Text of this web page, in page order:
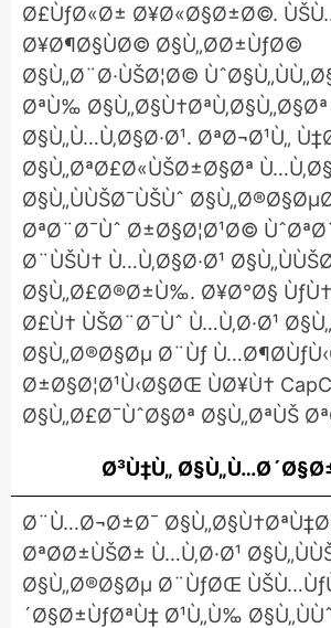
Ø£ÙƒØ«Ø± Ø¥Ø«Ø§Ø±Ø©.
Ø¥Ø¶Ø§ÙØ© Ø§Ù„Ø­Ø±ÙƒØ©
Ø§Ù„Ø¨Ø·ÙŠØ¦Ø©
ØªÙ‰
Ø§Ù„Ù…Ù‚Ø§Ø·Ø¹. ØªØ¬Ø¹Ù„
Ø§Ù„ØªØ£Ø«ÙŠØ±Ø§Øª
Ø§Ù„ÙÙŠØ¯ÙŠÙˆ
ØªØ¨Ø¯Ùˆ Ø±Ø§Ø¦Ø¹Ø©
Ø¨ÙŠÙ† Ù…Ù‚Ø§Ø·Ø¹
Ø§Ù„Ø£Ø®Ø±Ù‰. Ø¥Ø°Ø§
Ø£Ù† ÙŠØ¨Ø¯Ùˆ Ù…Ù‚Ø·Ø¹
Ø§Ù„Ø®Ø§Øµ Ø¨Ùƒ
Ø±Ø§Ø¦Ø¹Ù‹Ø§ØŒ ÙØ¥Ù†
Ø§Ù„Ø£Ø¯ÙˆØ§Øª Ø§Ù„ØªÙŠ
Ø³Ù‡Ù„
Ø¨Ù…Ø¬Ø±Ø¯
ØªØ­Ø±ÙŠØ± Ù…Ù‚Ø·Ø¹
Ø§Ù„Ø®Ø§Øµ Ø¨ÙƒØŒ
´Ø§Ø±ÙƒØªÙ‡ Ø¹Ù„Ù‰